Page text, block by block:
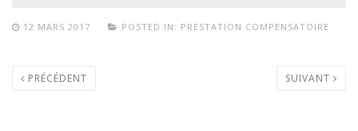
12 MARS 2017 POSTED IN: PRESTATION COMPENSATOIRE
PRÉCÉDENT SUIVANT